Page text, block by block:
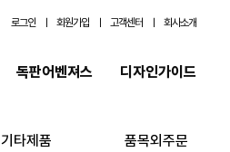
로그인 회원가입 고객센터 회사소개
디자인가이드
독판어벤져스
기타제품 품목외주문